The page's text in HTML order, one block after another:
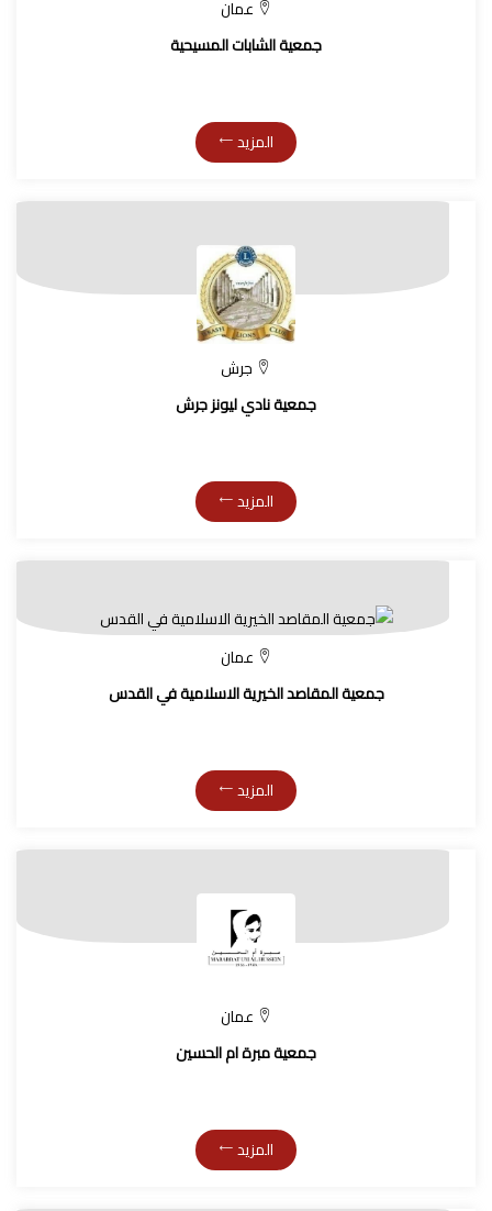
عمان
جمعية الشابات المسيحية
المزيد
جرش
جمعية نادي ليونز جرش
المزيد
عمان
جمعية المقاصد الخيرية الاسلامية في القدس
المزيد
عمان
جمعية مبرة ام الحسين
المزيد